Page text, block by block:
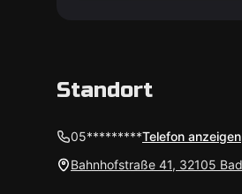
Standort
05*********Telefon anzeigen
Bahnhofstraße 41, 32105